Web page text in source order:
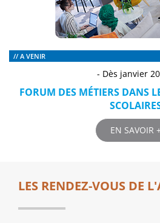
// A VENIR
- Dès janvier
FORUM DES MÉTIERS DANS
EN SAVOIR
LES RENDEZ-VOUS DE